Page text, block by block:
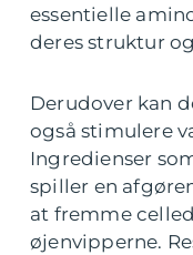
essentielle
deres struktur
Derudover kan
også stimulere
Ingredienser
spiller en
at fremme
øjenvipperne.